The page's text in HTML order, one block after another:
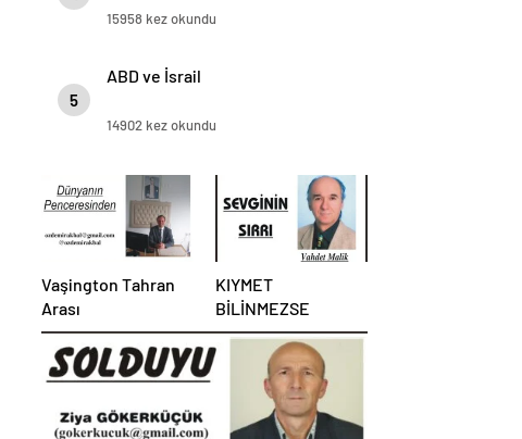
15958 kez okundu
5
ABD ve İsrail
14902 kez okundu
Vaşington Tahran
Arası
KIYMET
BİLİNMEZSE